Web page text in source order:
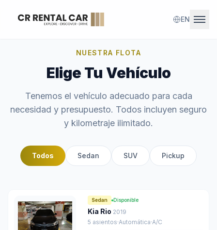
EN
Contacto
Reservar Ahora
NUESTRA FLOTA
Elige Tu Vehículo
Tenemos el vehículo adecuado para cada
necesidad y presupuesto. Todos incluyen seguro
y kilometraje ilimitado.
Todos Sedan SUV Pickup
Sedan Disponible
Kia Rio 2019
5 asientos·Automática·A/C